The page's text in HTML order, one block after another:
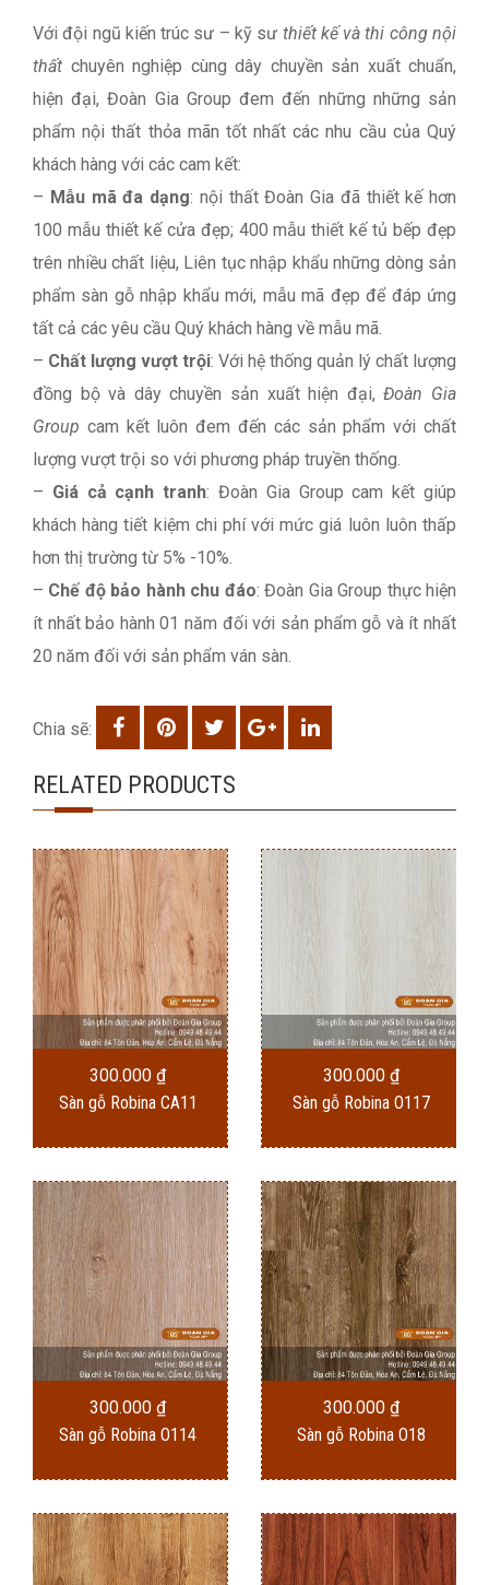
Với đội ngũ kiến trúc sư – kỹ sư thiết kế và thi công nội
thất chuyên nghiệp cùng dây chuyền sản xuất chuẩn,
hiện đại, Đoàn Gia Group đem đến những những sản
phẩm nội thất thỏa mãn tốt nhất các nhu cầu của Quý
khách hàng với các cam kết:
– Mẫu mã đa dạng: nội thất Đoàn Gia đã thiết kế hơn
100 mẫu thiết kế cửa đẹp; 400 mẫu thiết kế tủ bếp đẹp
trên nhiều chất liệu, Liên tục nhập khẩu những dòng sản
phẩm sàn gỗ nhập khẩu mới, mẫu mã đẹp để đáp ứng
tất cả các yêu cầu Quý khách hàng về mẫu mã.
– Chất lượng vượt trội: Với hệ thống quản lý chất lượng
đồng bộ và dây chuyền sản xuất hiện đại,Đoàn Gia
Group cam kết luôn đem đến các sản phẩm với chất
lượng vượt trội so với phương pháp truyền thống.
– Giá cả cạnh tranh: Đoàn Gia Group cam kết giúp
khách hàng tiết kiệm chi phí với mức giá luôn luôn thấp
hơn thị trường từ 5% -10%.
– Chế độ bảo hành chu đáo: Đoàn Gia Group thực hiện
ít nhất bảo hành 01 năm đối với sản phẩm gỗ và ít nhất
20 năm đối với sản phẩm ván sàn.
Chia sẽ:
RELATED PRODUCTS
300.000 ₫
Sàn gỗ Robina CA11
300.000 ₫
Sàn gỗ Robina O117
300.000 ₫
Sàn gỗ Robina O114
300.000 ₫
Sàn gỗ Robina O18